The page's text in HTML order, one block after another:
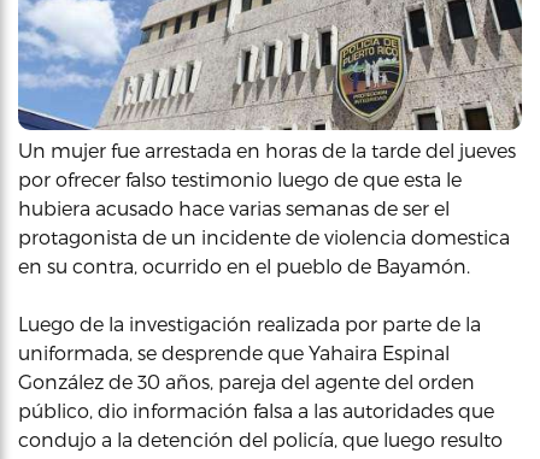
Un mujer fue arrestada en horas de la tarde del jueves
por ofrecer falso testimonio luego de que esta le
hubiera acusado hace varias semanas de ser el
protagonista de un incidente de violencia domestica
en su contra, ocurrido en el pueblo de Bayamón.
Luego de la investigación realizada por parte de la
uniformada, se desprende que Yahaira Espinal
González de 30 años, pareja del agente del orden
público, dio información falsa a las autoridades que
condujo a la detención del policía, que luego resulto